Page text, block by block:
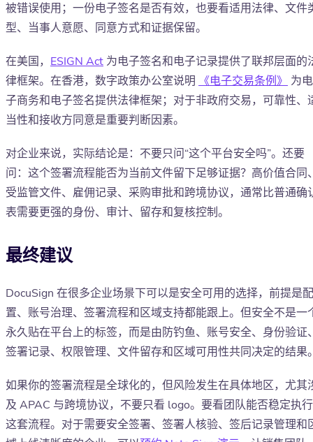
被错误使用；一份电子签名是否有效，也要看适用法律、文件
型、当事人意愿、同意方式和证据保留。
在美国， ESIGN Act 为电子签名和电子记录提供了联邦层面的
律框架。在香港，数字政策办公室说明
《电子交易条例》 为电
子商务和电子签名提供法律框架；对于非政府交易，可靠性、
当性和接收方同意是重要判断因素。
对企业来说，实际结论是：不要只问“这个平台安全吗”。还要
问：这个签署流程能否为当前文件留下足够证据？高价值合同
受监管文件、雇佣记录、采购审批和跨境协议，通常比普通确
表需要更强的身份、审计、留存和复核控制。
最终建议
DocuSign 在很多企业场景下可以是安全可用的选择，前提是配
置、账号治理、签署流程和区域支持都能跟上。但安全不是一
永久贴在平台上的标签，而是由防钓鱼、账号安全、身份验证
签署记录、权限管理、文件留存和区域可用性共同决定的结果
如果你的签署流程是全球化的，但风险发生在具体地区，尤其
及 APAC 与跨境协议，不要只看 logo。要看团队能否稳定执行
这套流程。对于需要安全签署、签署人核验、签后记录管理和